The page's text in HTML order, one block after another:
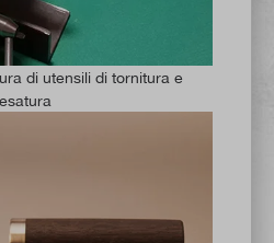
di utensili di tornitura e